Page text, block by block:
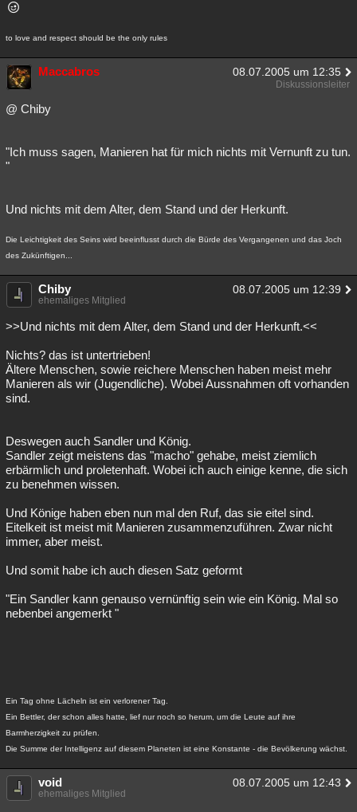
to love and respect should be the only rules
Maccabros 08.07.2005 um 12:35
Diskussionsleiter
@ Chiby
"Ich muss sagen, Manieren hat für mich nichts mit Vernunft zu tun.
"
Und nichts mit dem Alter, dem Stand und der Herkunft.
Die Leichtigkeit des Seins wird beeinflusst durch die Bürde des Vergangenen und das Joch
des Zukünftigen...
Chiby 08.07.2005 um 12:39
ehemaliges Mitglied
>>Und nichts mit dem Alter, dem Stand und der Herkunft.<<
Nichts? das ist untertrieben!
Ältere Menschen, sowie reichere Menschen haben meist mehr
Manieren als wir (Jugendliche). Wobei Aussnahmen oft vorhanden
sind.
Deswegen auch Sandler und König.
Sandler zeigt meistens das "macho" gehabe, meist ziemlich
erbärmlich und proletenhaft. Wobei ich auch einige kenne, die sich
zu benehmen wissen.
Und Könige haben eben nun mal den Ruf, das sie eitel sind.
Eitelkeit ist meist mit Manieren zusammenzuführen. Zwar nicht
immer, aber meist.
Und somit habe ich auch diesen Satz geformt
"Ein Sandler kann genauso vernünftig sein wie ein König. Mal so
nebenbei angemerkt "
Ein Tag ohne Lächeln ist ein verlorener Tag.
Ein Bettler, der schon alles hatte, lief nur noch so herum, um die Leute auf ihre
Barmherzigkeit zu prüfen.
Die Summe der Intelligenz auf diesem Planeten ist eine Konstante - die Bevölkerung wächst.
void 08.07.2005 um 12:43
ehemaliges Mitglied